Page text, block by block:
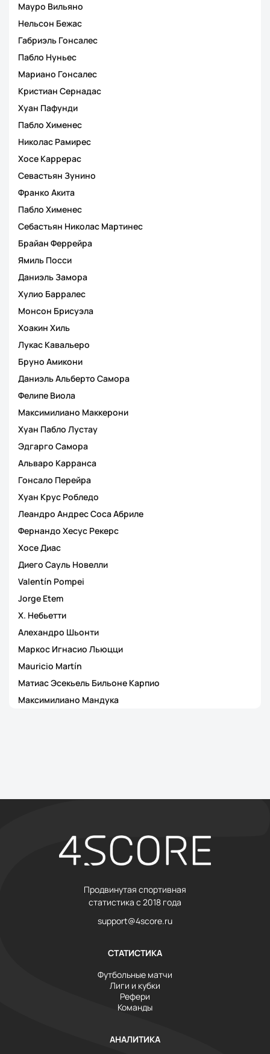
Мауро Вильяно
Нельсон Бежас
Габриэль Гонсалес
Пабло Нуньес
Мариано Гонсалес
Кристиан Сернадас
Хуан Пафунди
Пабло Хименес
Николас Рамирес
Хосе Каррерас
Севастьян Зунино
Франко Акита
Пабло Хименес
Себастьян Николас Мартинес
Брайан Феррейра
Ямиль Посси
Даниэль Замора
Хулио Барралес
Монсон Брисуэла
Хоакин Хиль
Лукас Кавальеро
Бруно Амикони
Даниэль Альберто Самора
Фелипе Виола
Максимилиано Маккерони
Хуан Пабло Лустау
Эдгарго Самора
Альваро Карранса
Гонсало Перейра
Хуан Крус Робледо
Леандро Андрес Соса Абриле
Фернандо Хесус Рекерс
Хосе Диас
Диего Сауль Новелли
Valentín Pompei
Jorge Etem
Х. Небьетти
Алехандро Шьонти
Маркос Игнасио Льюцци
Mauricio Martín
Матиас Эсекьель Бильоне Карпио
Максимилиано Мандука
Продвинутая спортивная
статистика с 2018 года
support@4score.ru
СТАТИСТИКА
Футбольные матчи
Лиги и кубки
Рефери
Команды
АНАЛИТИКА